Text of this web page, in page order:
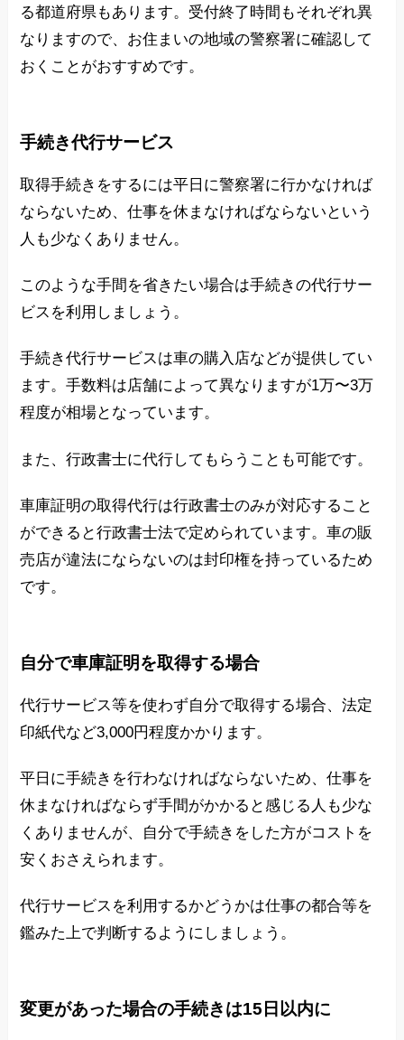
る都道府県もあります。受付終了時間もそれぞれ異
なりますので、お住まいの地域の警察署に確認して
おくことがおすすめです。
手続き代行サービス
取得手続きをするには平日に警察署に行かなければ
ならないため、仕事を休まなければならないという
人も少なくありません。
このような手間を省きたい場合は手続きの代行サー
ビスを利用しましょう。
手続き代行サービスは車の購入店などが提供してい
ます。手数料は店舗によって異なりますが1万〜3万
程度が相場となっています。
また、行政書士に代行してもらうことも可能です。
車庫証明の取得代行は行政書士のみが対応すること
ができると行政書士法で定められています。車の販
売店が違法にならないのは封印権を持っているため
です。
自分で車庫証明を取得する場合
代行サービス等を使わず自分で取得する場合、法定
印紙代など3,000円程度かかります。
平日に手続きを行わなければならないため、仕事を
休まなければならず手間がかかると感じる人も少な
くありませんが、自分で手続きをした方がコストを
安くおさえられます。
代行サービスを利用するかどうかは仕事の都合等を
鑑みた上で判断するようにしましょう。
変更があった場合の手続きは15日以内に